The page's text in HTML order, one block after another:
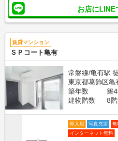
お店にLINE
賃貸マンション
ＳＰコート亀有
常磐線/亀有駅
東京都葛飾区亀
築年数
築
建物階数
8
即入居 写真充実
無
インターネット無料